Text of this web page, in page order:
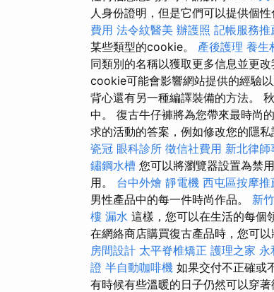
人身份證明，但是它們可以提供個性
費用 法令紋醫美 辦護照 記帳服務推
某些類型的cookie。 產後護理 養生
同類別的名稱以獲取更多信息並更改
cookie可能會影響網站提供的經驗
背心還有另一種編譯裝備的方法。
中。 復古牛仔褲將為您帶來最時尚
求的活動的答案，例如修改您的隱
瓷冠 眼科診所 徵信社費用 新北律師
鏽鋼水槽 您可以將瀏覽器設置為禁
用。 台中外燴 靜電機 西屯區按摩推
男性產品中的每一件時尚作品。 新
樓 漏水 這樣，您可以在生活的每個
在網絡商店購買復古產品時，您可
房間設計 太平脊椎矯正 護理之家 永
證 半自動咖啡機 如果交付不正確或
有時候有些溫暖的日子仍然可以穿